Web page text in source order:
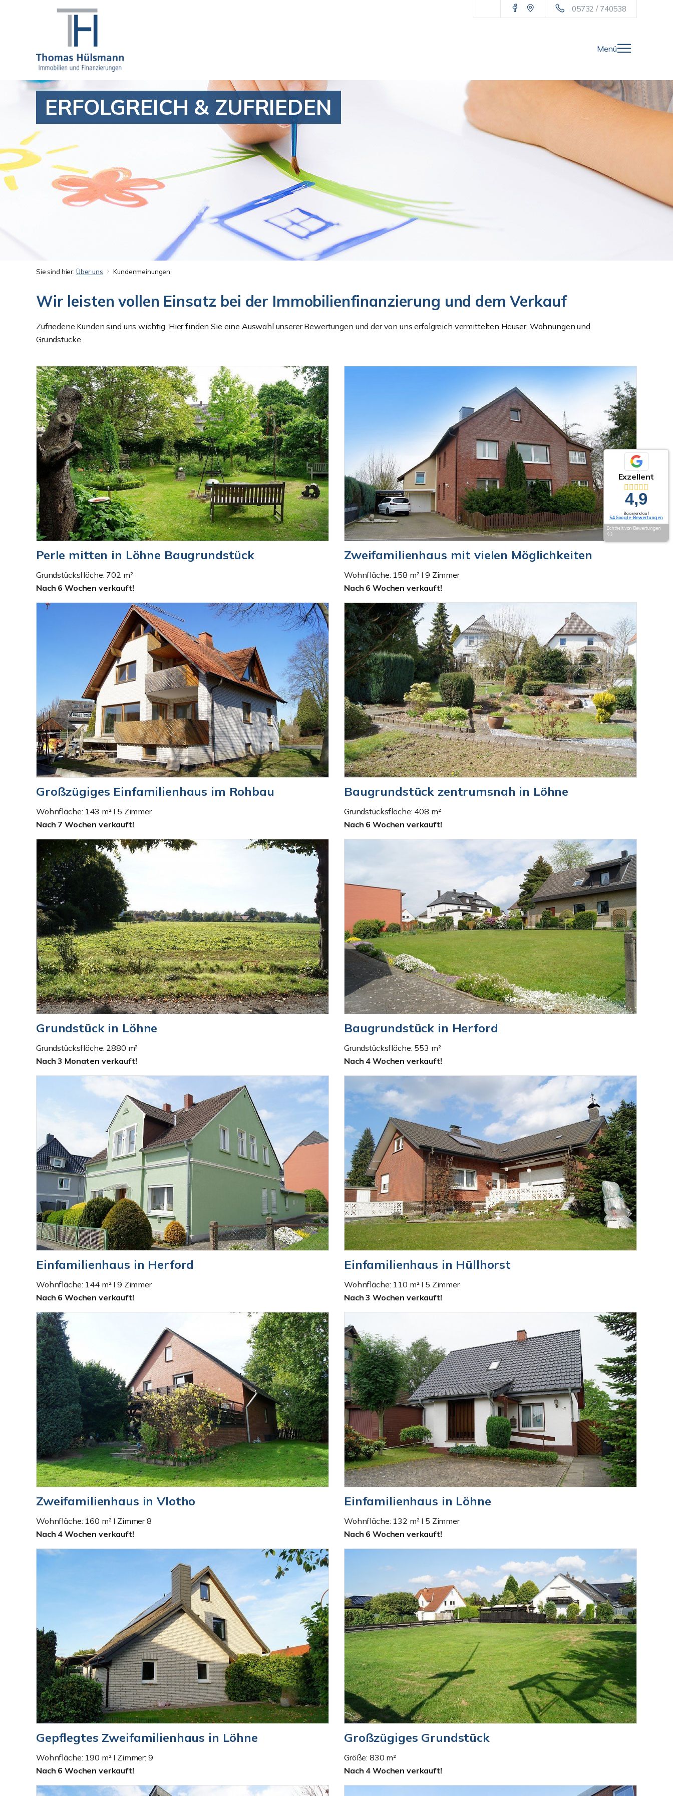
05732 / 740538
Menü
ERFOLGREICH & ZUFRIEDEN
Sie sind hier: Über uns Kundenmeinungen
Wir leisten vollen Einsatz bei der Immobilienfinanzierung und dem Verkauf
Zufriedene Kunden sind uns wichtig. Hier finden Sie eine Auswahl unserer Bewertungen und der von uns erfolgreich vermittelten Häuser, Wohnungen und
Grundstücke.
Perle mitten in Löhne Baugrundstück
Grundstücksfläche: 702 m²
Nach 6 Wochen verkauft!
Zweifamilienhaus mit vielen Möglichkeiten
Wohnfläche: 158 m² I 9 Zimmer
Nach 6 Wochen verkauft!
Großzügiges Einfamilienhaus im Rohbau
Wohnfläche: 143 m² I 5 Zimmer
Nach 7 Wochen verkauft!
Baugrundstück zentrumsnah in Löhne
Grundstücksfläche: 408 m²
Nach 6 Wochen verkauft!
Grundstück in Löhne
Grundstücksfläche: 2880 m²
Nach 3 Monaten verkauft!
Baugrundstück in Herford
Grundstücksfläche: 553 m²
Nach 4 Wochen verkauft!
Einfamilienhaus in Herford
Wohnfläche: 144 m² I 9 Zimmer
Nach 6 Wochen verkauft!
Einfamilienhaus in Hüllhorst
Wohnfläche: 110 m² I 5 Zimmer
Nach 3 Wochen verkauft!
Zweifamilienhaus in Vlotho
Wohnfläche: 160 m² I Zimmer 8
Nach 4 Wochen verkauft!
Einfamilienhaus in Löhne
Wohnfläche: 132 m² I 5 Zimmer
Nach 6 Wochen verkauft!
Gepflegtes Zweifamilienhaus in Löhne
Wohnfläche: 190 m² I Zimmer: 9
Nach 6 Wochen verkauft!
Großzügiges Grundstück
Größe: 830 m²
Nach 4 Wochen verkauft!
Exzellent
4,9
Basierend auf
54 Google-Bewertungen
Echtheit von Bewertungen